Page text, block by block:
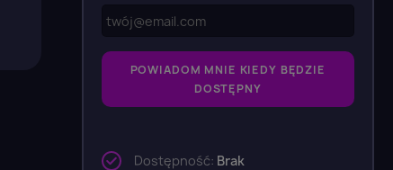
POWIADOM MNIE KIEDY BĘDZIE
DOSTĘPNY
Dostępność: Brak